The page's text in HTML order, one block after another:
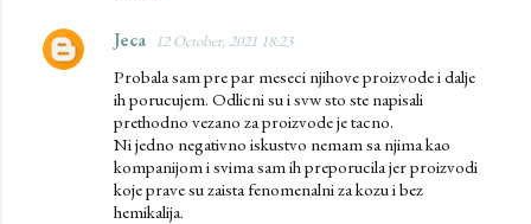
Jeca 12 October, 2021 18:23
Probala sam pre par meseci njihove proizvode i dalje
ih porucujem. Odlicni su i svw sto ste napisali
prethodno vezano za proizvode je tacno.
Ni jedno negativno iskustvo nemam sa njima kao
kompanijom i svima sam ih preporucila jer proizvodi
koje prave su zaista fenomenalni za kozu i bez
hemikalija.